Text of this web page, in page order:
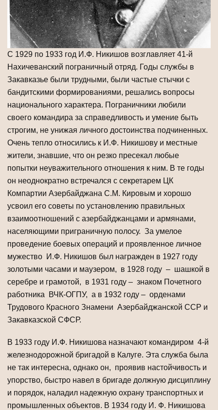
С 1929 по 1933 год И.Ф. Никишов возглавляет 41-й
Нахичеванский пограничный отряд. Годы службы в
Закавказье были трудными, были частые стычки с
бандитскими формированиями, решались вопросы
национального характера. Пограничники любили
своего командира за справедливость и умение быть
строгим, не унижая личного достоинства подчиненных.
Очень тепло относились к И.Ф. Никишову и местные
жители, знавшие, что он резко пресекал любые
попытки неуважительного отношения к ним. В те годы
он неоднократно встречался с секретарем ЦК
Компартии Азербайджана С.М. Кировым и хорошо
усвоил его советы по установлению правильных
взаимоотношений с азербайджанцами и армянами,
населяющими приграничную полосу. За умелое
проведение боевых операций и проявленное личное
мужество И.Ф. Никишов был награжден в 1927 году
золотыми часами и маузером, в 1928 году – шашкой в
серебре и грамотой, в 1931 году – знаком Почетного
работника ВЧК-ОГПУ, а в 1932 году – орденами
Трудового Красного Знамени Азербайджанской ССР и
Закавказской СФСР.
В 1933 году И.Ф. Никишова назначают командиром 4-й
железнодорожной бригадой в Калуге. Эта служба была
не так интересна, однако он, проявив настойчивость и
упорство, быстро навел в бригаде должную дисциплину
и порядок, наладил надежную охрану транспортных и
промышленных объектов. В 1934 году И. Ф. Никишова